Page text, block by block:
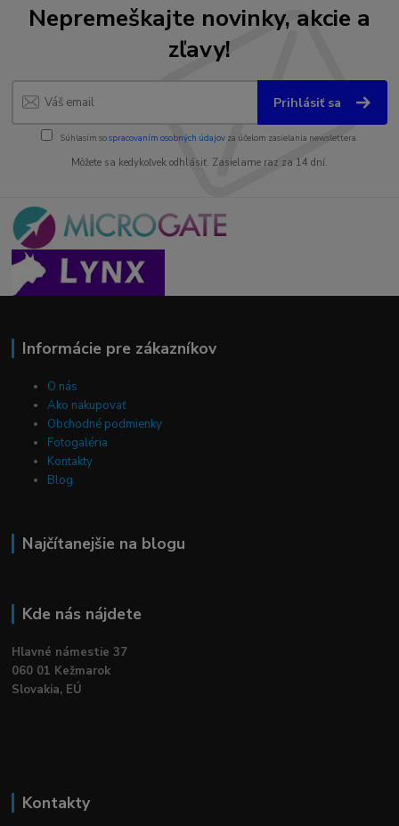
Nepremeškajte novinky, akcie a
zľavy!
Prihlásiť sa
Súhlasím sospracovaním osobných údajov za účelom zasielania newslettera.
Môžete sa kedykoľvek odhlásiť. Zasielame raz za 14 dní.
Informácie pre zákazníkov
O nás
Ako nakupovať
Obchodné podmienky
Fotogaléria
Kontakty
Blog
Najčítanejšie na blogu
Kde nás nájdete
Hlavné námestie 37
060 01 Kežmarok
Slovakia, EÚ
Kontakty